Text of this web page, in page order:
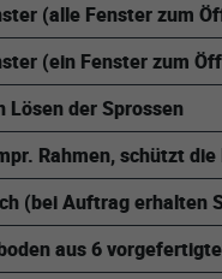
(alle Fenster zum
(ein Fenster zum
Lösen der Sprossen
Rahmen, schützt
(bei Auftrag erhalten
aus 6